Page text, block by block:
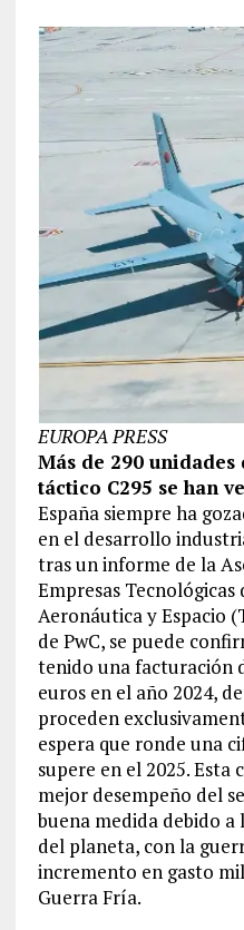
EUROPA PRESS
Más de 290
táctico C295 se han
España siempre ha
en el desarrollo
tras un informe de la
Empresas Tecnológicas
Aeronáutica y Espacio
de PwC, se puede
tenido una facturación
euros en el año 2024,
proceden
espera que ronde una
supere en el 2025.
mejor desempeño del
buena medida debido
del planeta, con la
incremento en gasto
Guerra Fría.